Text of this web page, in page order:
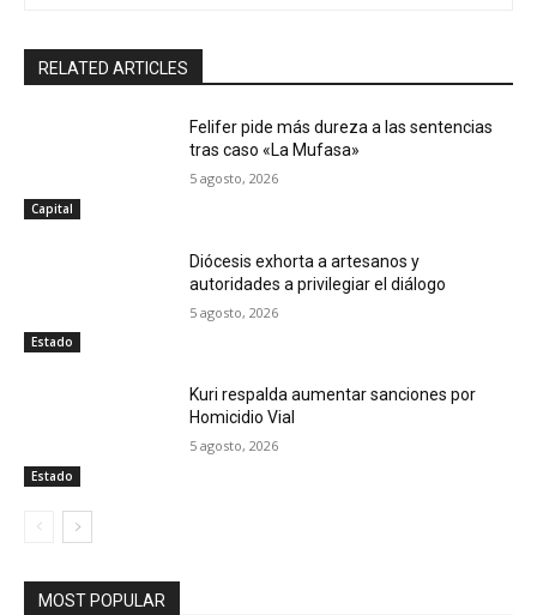
RELATED ARTICLES
Capital
Felifer pide más dureza a las sentencias
tras caso «La Mufasa»
5 agosto, 2026
Estado
Diócesis exhorta a artesanos y
autoridades a privilegiar el diálogo
5 agosto, 2026
Estado
Kuri respalda aumentar sanciones por
Homicidio Vial
5 agosto, 2026
MOST POPULAR